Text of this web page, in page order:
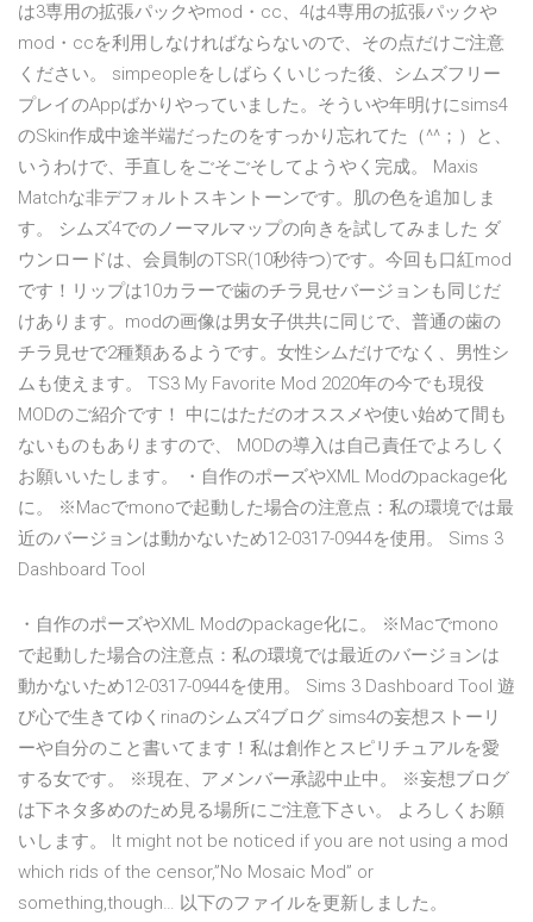
は3専用の拡張パックやmod・cc、4は4専用の拡張パックや
mod・ccを利用しなければならないので、その点だけご注意
ください。 simpeopleをしばらくいじった後、シムズフリー
プレイのAppばかりやっていました。そういや年明けにsims4
のSkin作成中途半端だったのをすっかり忘れてた（^^；）と、
いうわけで、手直しをごそごそしてようやく完成。 Maxis
Matchな非デフォルトスキントーンです。肌の色を追加しま
す。 シムズ4でのノーマルマップの向きを試してみました ダ
ウンロードは、会員制のTSR(10秒待つ)です。今回も口紅mod
です！リップは10カラーで歯のチラ見せバージョンも同じだ
けあります。modの画像は男女子供共に同じで、普通の歯の
チラ見せで2種類あるようです。女性シムだけでなく、男性シ
ムも使えます。 TS3 My Favorite Mod 2020年の今でも現役
MODのご紹介です！ 中にはただのオススメや使い始めて間も
ないものもありますので、 MODの導入は自己責任でよろしく
お願いいたします。 ・自作のポーズやXML Modのpackage化
に。 ※Macでmonoで起動した場合の注意点：私の環境では最
近のバージョンは動かないため12-0317-0944を使用。 Sims 3
Dashboard Tool
・自作のポーズやXML Modのpackage化に。 ※Macでmono
で起動した場合の注意点：私の環境では最近のバージョンは
動かないため12-0317-0944を使用。 Sims 3 Dashboard Tool 遊
び心で生きてゆくrinaのシムズ4ブログ sims4の妄想ストーリ
ーや自分のこと書いてます！私は創作とスピリチュアルを愛
する女です。 ※現在、アメンバー承認中止中。 ※妄想ブログ
は下ネタ多めのため見る場所にご注意下さい。 よろしくお願
いします。 It might not be noticed if you are not using a mod
which rids of the censor,”No Mosaic Mod” or
something,though… 以下のファイルを更新しました。